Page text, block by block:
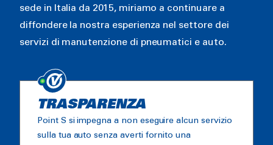
sede in Italia da 2015, miriamo a continuare a
diffondere la nostra esperienza nel settore dei
servizi di manutenzione di pneumatici e auto.
TRASPARENZA
Point S si impegna a non eseguire alcun servizio
sulla tua auto senza averti fornito una